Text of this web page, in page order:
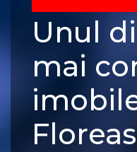
Unul
mai